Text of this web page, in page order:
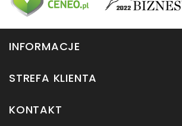
INFORMACJE
STREFA KLIENTA
KONTAKT